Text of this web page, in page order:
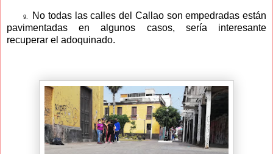
9.
No todas las calles del Callao son empedradas están
pavimentadas en algunos casos, sería interesante
recuperar el adoquinado.